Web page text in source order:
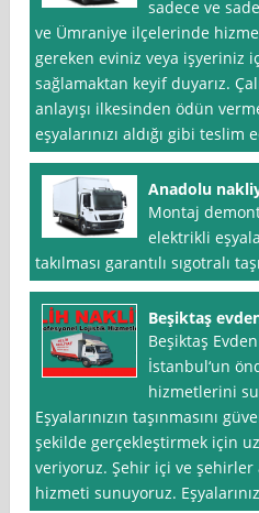
sadece ve
ve Ümraniye ilçelerinde
gereken eviniz veya işyeriniz
sağlamaktan keyif duyarız.
anlayışı ilkesinden ödün
eşyalarınızı aldığı gibi teslim
Anadolu
Montaj
elektrikli
takılması garantılı sıgotralı
Beşiktaş
Beşiktaş
İstanbul‘un
hizmetlerini
Eşyalarınızın taşınmasını
şekilde gerçekleştirmek için
veriyoruz. Şehir içi ve şehirler
hizmeti sunuyoruz.